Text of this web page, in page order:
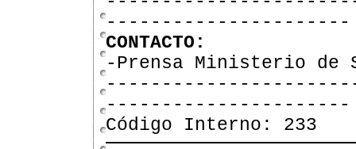
----------------------
CONTACTO:
-Prensa Ministerio de
----------------------
Código Interno: 233